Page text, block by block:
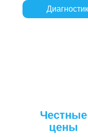
Честные
цены